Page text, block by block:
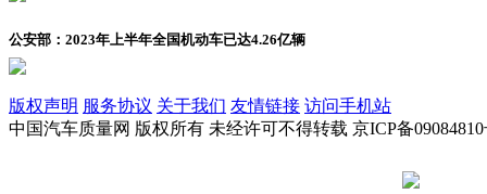
公安部：2023年上半年全国机动车已达4.26亿辆
版权声明 服务协议 关于我们 友情链接 访问手机站
中国汽车质量网 版权所有 未经许可不得转载 京ICP备09084810